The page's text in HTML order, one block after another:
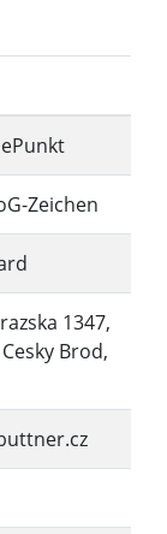
Zeichen
1347,
Brod,